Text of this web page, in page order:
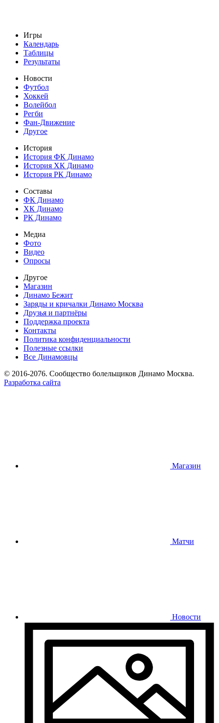
Игры
Календарь
Таблицы
Результаты
Новости
Футбол
Хоккей
Волейбол
Регби
Фан-Движение
Другое
История
История ФК Динамо
История ХК Динамо
История РК Динамо
Составы
ФК Динамо
ХК Динамо
РК Динамо
Медиа
Фото
Видео
Опросы
Другое
Магазин
Динамо Бежит
Заряды и кричалки Динамо Москва
Друзья и партнёры
Поддержка проекта
Контакты
Политика конфиденциальности
Полезные ссылки
Все Динамовцы
© 2016-2076. Сообщество болельщиков Динамо Москва.
Разработка сайта
Магазин
Матчи
Новости